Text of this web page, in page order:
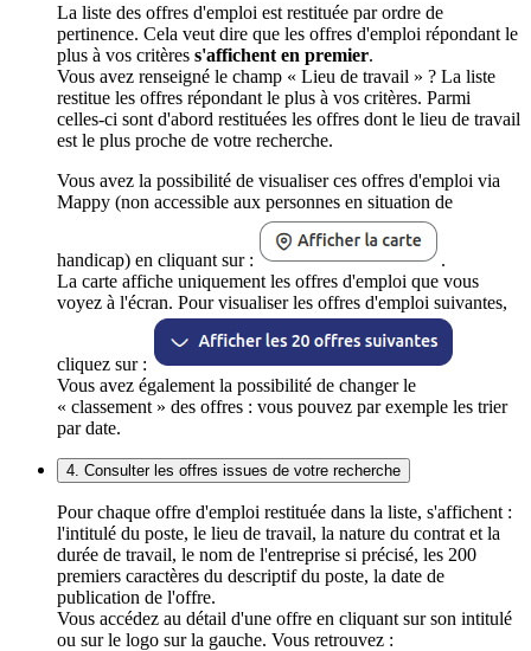
La liste des offres d'emploi est restituée par ordre de
pertinence. Cela veut dire que les offres d'emploi répondant le
plus à vos critères s'affichent en premier.
Vous avez renseigné le champ « Lieu de travail » ? La liste
restitue les offres répondant le plus à vos critères. Parmi
celles-ci sont d'abord restituées les offres dont le lieu de travail
est le plus proche de votre recherche.
Vous avez la possibilité de visualiser ces offres d'emploi via
Mappy (non accessible aux personnes en situation de
handicap) en cliquant sur :
.
La carte affiche uniquement les offres d'emploi que vous
voyez à l'écran. Pour visualiser les offres d'emploi suivantes,
cliquez sur :
Vous avez également la possibilité de changer le
« classement » des offres : vous pouvez par exemple les trier
par date.
4. Consulter les offres issues de votre recherche
Pour chaque offre d'emploi restituée dans la liste, s'affichent :
l'intitulé du poste, le lieu de travail, la nature du contrat et la
durée de travail, le nom de l'entreprise si précisé, les 200
premiers caractères du descriptif du poste, la date de
publication de l'offre.
Vous accédez au détail d'une offre en cliquant sur son intitulé
ou sur le logo sur la gauche. Vous retrouvez :